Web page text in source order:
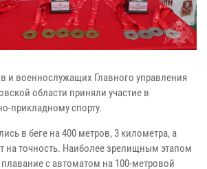
и военнослужащих Главного управления
области приняли участие в
прикладному спорту.
в беге на 400 метров, 3 километра, а
на точность. Наиболее зрелищным этапом
с автоматом на 100-метровой